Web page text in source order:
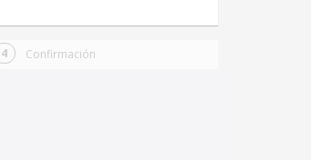
Confirmación